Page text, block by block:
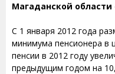
Магаданской области
С 1 января 2012 года
минимума пенсионера в
пенсии в 2012 году
предыдущим годом на